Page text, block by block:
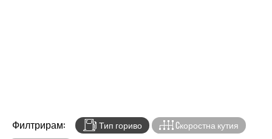
Филтрирам: Тип гориво
Cкоростна кутия